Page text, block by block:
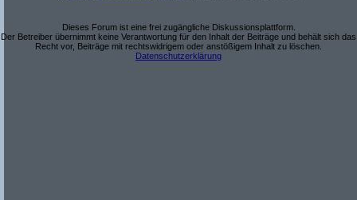
Dieses Forum ist eine frei zugängliche Diskussionsplattform.
Der Betreiber übernimmt keine Verantwortung für den Inhalt der Beiträge und behält sich das
Recht vor, Beiträge mit rechtswidrigem oder anstößigem Inhalt zu löschen.
Datenschutzerklärung